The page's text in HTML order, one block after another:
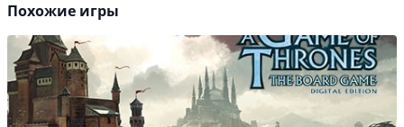
Похожие игры